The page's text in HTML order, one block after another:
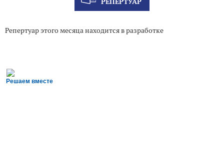
Репертуар этого месяца находится в разработке
Решаем вместе